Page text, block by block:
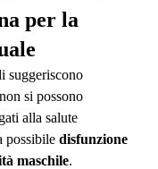
per la
suggeriscono
si possono
alla salute
possibile disfunzione
maschile.